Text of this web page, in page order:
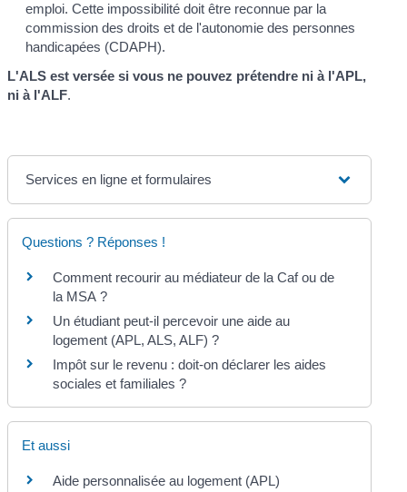
emploi. Cette impossibilité doit être reconnue par la
commission des droits et de l'autonomie des personnes
handicapées (CDAPH).
L'ALS est versée si vous ne pouvez prétendre ni à l'APL,
ni à l'ALF.
Services en ligne et formulaires
Questions ? Réponses !
Comment recourir au médiateur de la Caf ou de
la MSA ?
Un étudiant peut-il percevoir une aide au
logement (APL, ALS, ALF) ?
Impôt sur le revenu : doit-on déclarer les aides
sociales et familiales ?
Et aussi
Aide personnalisée au logement (APL)